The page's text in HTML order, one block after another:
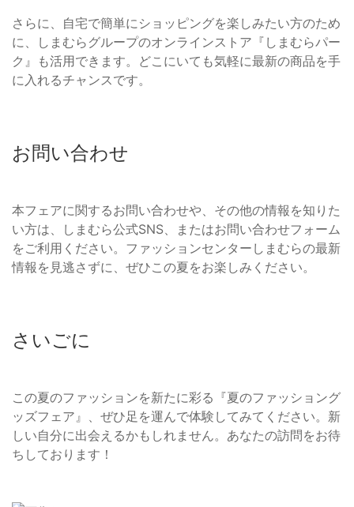
さらに、自宅で簡単にショッピングを楽しみたい方のため
に、しまむらグループのオンラインストア『しまむらパー
ク』も活用できます。どこにいても気軽に最新の商品を手
に入れるチャンスです。
お問い合わせ
本フェアに関するお問い合わせや、その他の情報を知りた
い方は、しまむら公式SNS、またはお問い合わせフォーム
をご利用ください。ファッションセンターしまむらの最新
情報を見逃さずに、ぜひこの夏をお楽しみください。
さいごに
この夏のファッションを新たに彩る『夏のファッショング
ッズフェア』、ぜひ足を運んで体験してみてください。新
しい自分に出会えるかもしれません。あなたの訪問をお待
ちしております！